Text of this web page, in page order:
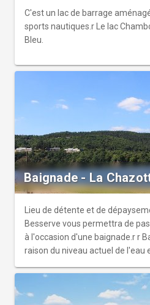
C'est un lac de barrage
sports nautiques.r Le lac
Bleu.
Baignade - La
Lieu de détente et de
Besserve vous permettra de
à l'occasion d'une baignade.r r
raison du niveau actuel de l'eau